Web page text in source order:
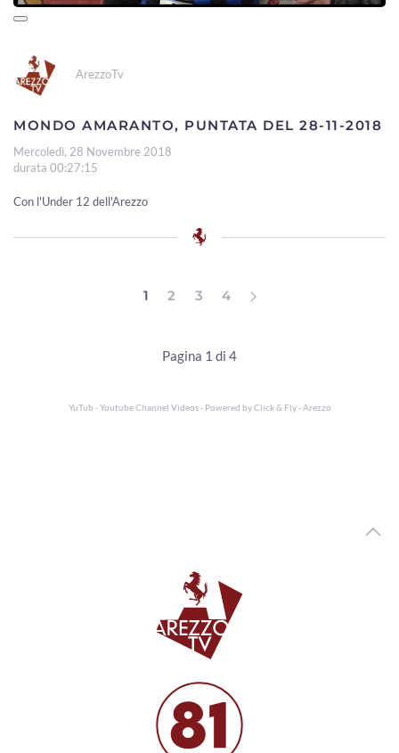
ArezzoTv
MONDO AMARANTO, PUNTATA DEL 28-11-2018
Mercoledì, 28 Novembre 2018
durata 00:27:15
Con l'Under 12 dell'Arezzo
1 2 3 4
Pagina 1 di 4
YuTub - Youtube Channel Videos - Powered byClick & Fly - Arezzo